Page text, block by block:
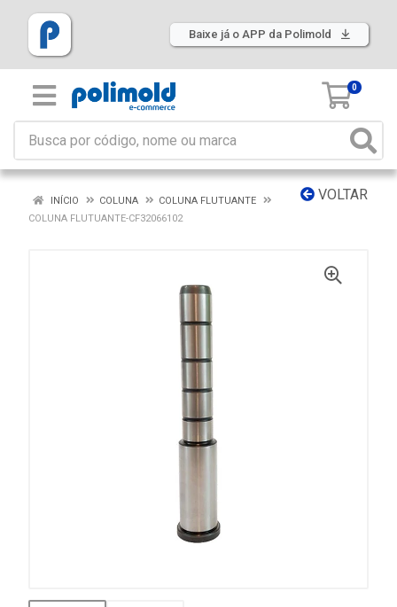
Baixe já o APP da Polimold
0
VOLTAR
INÍCIO COLUNA
COLUNA FLUTUANTE
COLUNA FLUTUANTE-CF32066102